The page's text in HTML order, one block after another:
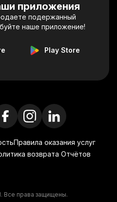
приложения
подержанный
наше приложение!
Play Store
Правила оказания услуг
возврата Отчётов
Все права защищены.